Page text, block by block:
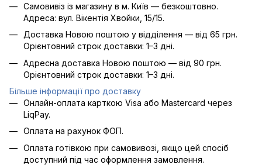
Самовивіз із магазину в м. Київ — безкоштовно.
Адреса: вул. Вікентія Хвойки, 15/15.
Доставка Новою поштою у відділення — від 65 грн.
Орієнтовний строк доставки: 1–3 дні.
Адресна доставка Новою поштою — від 90 грн.
Орієнтовний строк доставки: 1–3 дні.
Більше інформації про доставку
Онлайн-оплата карткою Visa або Mastercard через
LiqPay.
Оплата на рахунок ФОП.
Оплата готівкою при самовивозі, якщо цей спосіб
доступний під час оформлення замовлення.